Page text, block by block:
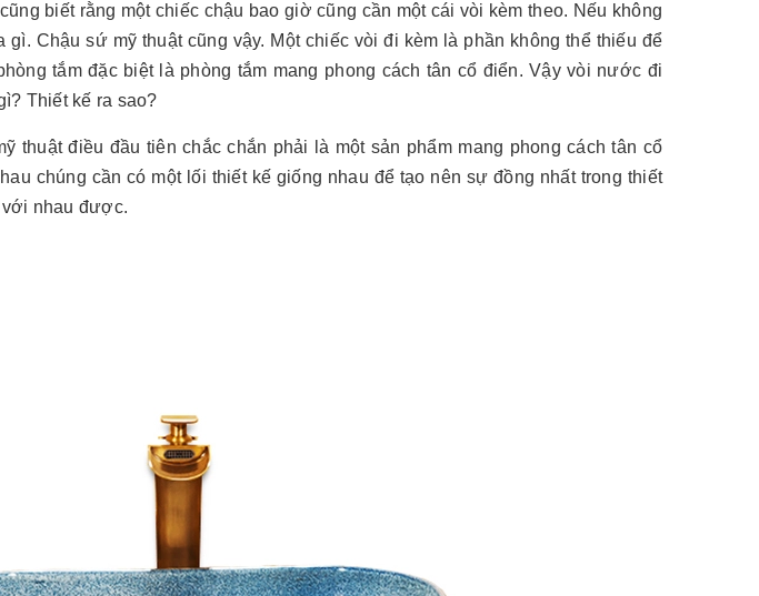
biết rằng một chiếc chậu bao giờ cũng cần một cái vòi kèm theo. Nếu không
Chậu sứ mỹ thuật cũng vậy. Một chiếc vòi đi kèm là phần không thể thiếu để
tắm đặc biệt là phòng tắm mang phong cách tân cổ điển. Vậy vòi nước đi
Thiết kế ra sao?
thuật điều đầu tiên chắc chắn phải là một sản phẩm mang phong cách tân cổ
chúng cần có một lối thiết kế giống nhau để tạo nên sự đồng nhất trong thiết
nhau được.